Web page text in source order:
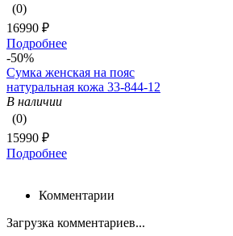
(0)
16990 ₽
Подробнее
-50%
Сумка женская на пояс
натуральная кожа 33-844-12
В наличии
(0)
15990 ₽
Подробнее
Комментарии
Загрузка комментариев...